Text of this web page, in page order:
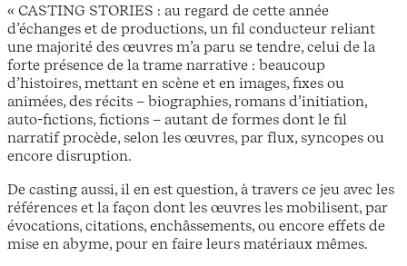
« CASTING STORIES : au regard de cette année
d’échanges et de productions, un fil conducteur reliant
une majorité des œuvres m’a paru se tendre, celui de la
forte présence de la trame narrative : beaucoup
d’histoires, mettant en scène et en images, fixes ou
animées, des récits – biographies, romans d’initiation,
auto-fictions, fictions – autant de formes dont le fil
narratif procède, selon les œuvres, par flux, syncopes ou
encore disruption.
De casting aussi, il en est question, à travers ce jeu avec les
références et la façon dont les œuvres les mobilisent, par
évocations, citations, enchâssements, ou encore effets de
mise en abyme, pour en faire leurs matériaux mêmes.